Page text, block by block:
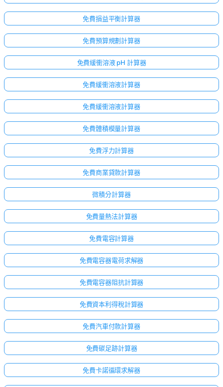
問
題
出
的
一
問
免費損益平衡計算器
免費預算規劃計算器
免費緩衝溶液 pH 計算器
免費緩衝溶液計算器
免費緩衝溶液計算器
免費體積模量計算器
免費浮力計算器
免費商業貸款計算器
微積分計算器
免費量熱法計算器
免費電容計算器
免費電容器電荷求解器
免費電容器阻抗計算器
免費資本利得稅計算器
免費汽車付款計算器
免費碳足跡計算器
免費卡諾循環求解器